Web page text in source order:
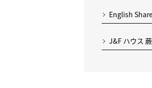
English
J&F ハウス 蕨